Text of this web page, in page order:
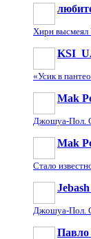
Хирн высмеял
«Усик в
Mak
Джошуа-Пол.
Mak
Стало
Джошуа-Пол.
Павло